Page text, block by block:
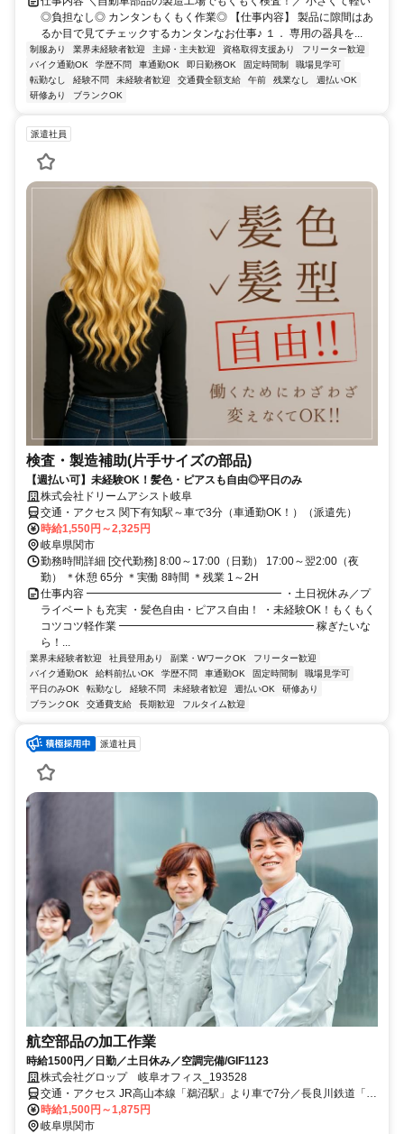
◎負担なし◎ カンタンもくもく作業◎ 【仕事内容】 製品に隙間はあ
るか目で見てチェックするカンタンなお仕事♪ １． 専用の器具を...
制服あり 業界未経験者歓迎 主婦・主夫歓迎 資格取得支援あり
フリーター歓迎
バイク通勤OK
学歴不問 車通勤OK 即日勤務OK 固定時間制
職場見学可
転勤なし
経験不問 未経験者歓迎 交通費全額支給 午前 残業なし
週払いOK
研修あり
ブランクOK
派遣社員
検査・製造補助(片手サイズの部品)
【週払い可】未経験OK！髪色・ピアスも自由◎平日のみ
株式会社ドリームアシスト岐阜
交通・アクセス 関下有知駅～車で3分（車通勤OK！）（派遣先）
時給1,550円～2,325円
岐阜県関市
勤務時間詳細 [交代勤務] 8:00～17:00（日勤） 17:00～翌2:00（夜
勤） ＊休憩 65分 ＊実働 8時間 ＊残業 1～2H
仕事内容 ━━━━━━━━━━━━━━━━━━ ・土日祝休み／プ
ライベートも充実 ・髪色自由・ピアス自由！ ・未経験OK！もくもく
コツコツ軽作業 ━━━━━━━━━━━━━━━━━━ 稼ぎたいな
ら！...
業界未経験者歓迎 社員登用あり 副業・WワークOK
フリーター歓迎
バイク通勤OK
給料前払いOK 学歴不問 車通勤OK 固定時間制
職場見学可
平日のみOK
転勤なし 経験不問 未経験者歓迎 週払いOK
研修あり
ブランクOK
交通費支給 長期歓迎 フルタイム歓迎
派遣社員
航空部品の加工作業
時給1500円／日勤／土日休み／空調完備/GIF1123
株式会社グロップ 岐阜オフィス_193528
交通・アクセス JR高山本線「鵜沼駅」より車で7分／長良川鉄道「加
茂野駅」より車で10分
時給1,500円～1,875円
岐阜県関市